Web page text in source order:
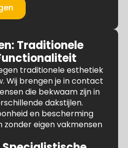
Traditionele
traditionele esthetiek
Wij brengen je in contact
die bekwaam zijn in
dakstijlen.
en bescherming
zonder eigen vakmensen